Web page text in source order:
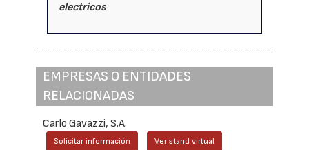
electricos
EMPRESAS O ENTIDADES
RELACIONADAS
Carlo Gavazzi, S.A.
Solicitar información Ver stand virtual